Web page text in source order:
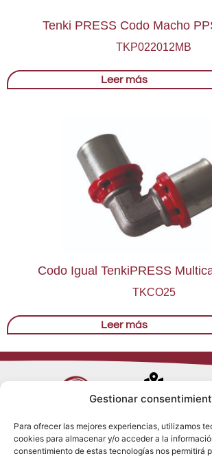
Gestionar
Para ofrecer las mejores experiencias, utilizamos
cookies para almacenar y/o acceder a la
consentimiento de estas tecnologías nos permitirá
Tenki PRESS Codo Macho
TKP022012MB
Leer más
Codo Igual TenkiPRESS
TKCO25
Leer más
Avenida de
28017 Madrid
(España)